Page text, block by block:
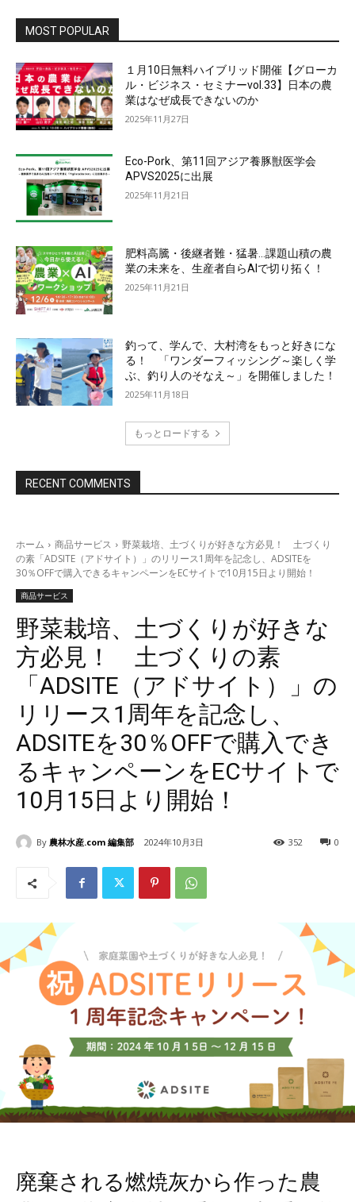
MOST POPULAR
１月10日無料ハイブリッド開催【グローカ
ル・ビジネス・セミナーvol.33】日本の農
業はなぜ成長できないのか
2025年11月27日
Eco-Pork、第11回アジア養豚獣医学会
APVS2025に出展
2025年11月21日
肥料高騰・後継者難・猛暑…課題山積の農
業の未来を、生産者自らAIで切り拓く！
2025年11月21日
釣って、学んで、大村湾をもっと好きにな
る！ 「ワンダーフィッシング～楽しく学
ぶ、釣り人のそなえ～」を開催しました！
2025年11月18日
もっとロードする
RECENT COMMENTS